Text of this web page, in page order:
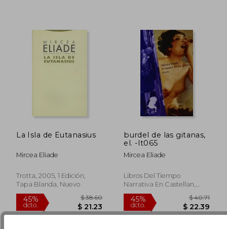
45%
dcto. $ 22.83
45%
dcto.
La Isla de Eutanasius
Mircea Eliade
Trotta, 2005, 1 Edición,
Tapa Blanda, Nuevo
burdel de las gitanas,
el. -lt065
Mircea Eliade
Libros Del Tiempo
Narrativa En Castellan,
Nuevo